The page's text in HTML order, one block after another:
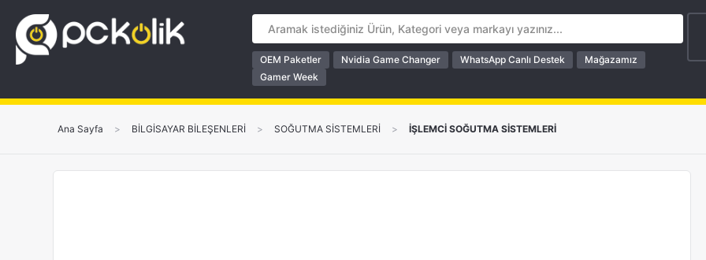
OEM Paketler Nvidia Game Changer WhatsApp Canlı Destek
Mağazamız
Gamer Week
Ana Sayfa > BİLGİSAYAR BİLEŞENLERİ > SOĞUTMA SİSTEMLERİ > İŞLEMCİ SOĞUTMA SİSTEMLERİ